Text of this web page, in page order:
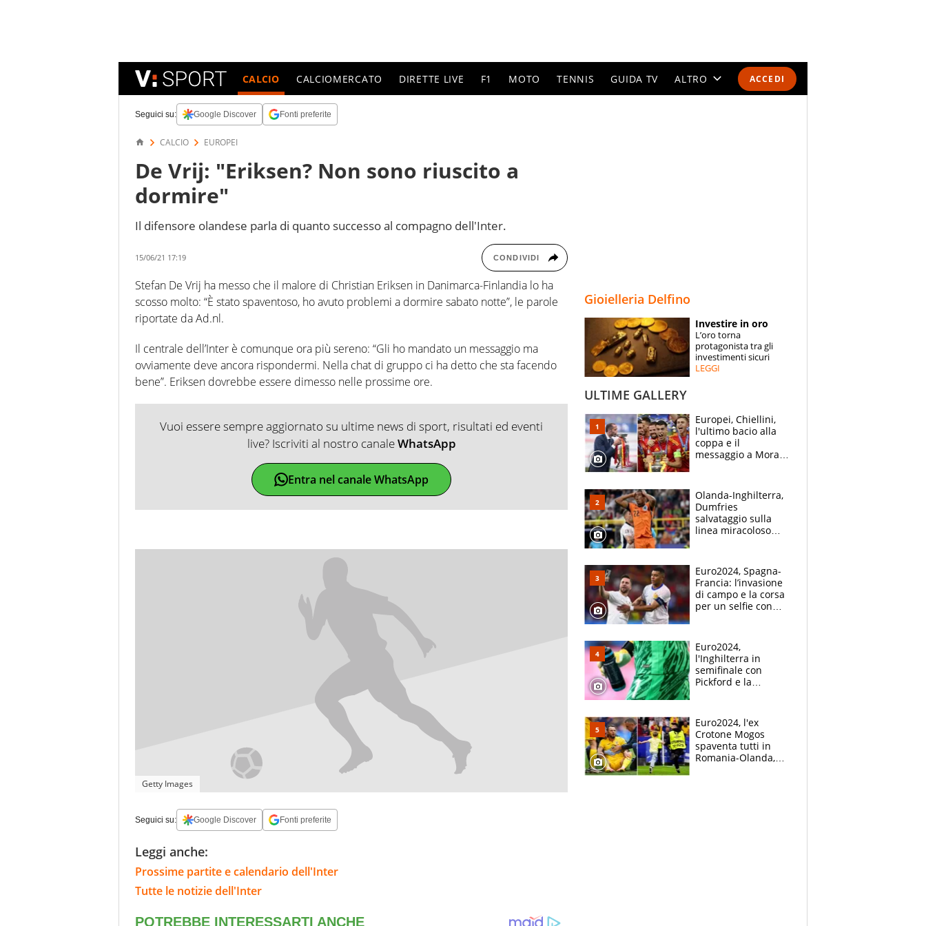
ACCEDI
CALCIO CALCIOMERCATO DIRETTE LIVE F1 MOTO TENNIS GUIDA TV ALTRO
SPECIALI
ESPERTI
Seguici su: Google Discover Fonti preferite
CALCIO EUROPEI
De Vrij: "Eriksen? Non sono riuscito a
dormire"
Il difensore olandese parla di quanto successo al compagno dell'Inter.
15/06/21 17:19 CONDIVIDI
Stefan De Vrij ha messo che il malore di Christian Eriksen in Danimarca-Finlandia lo ha
scosso molto: “È stato spaventoso, ho avuto problemi a dormire sabato notte”, le parole
riportate da Ad.nl.
Il centrale dell’Inter è comunque ora più sereno: “Gli ho mandato un messaggio ma
ovviamente deve ancora rispondermi. Nella chat di gruppo ci ha detto che sta facendo
bene”. Eriksen dovrebbe essere dimesso nelle prossime ore.
Vuoi essere sempre aggiornato su ultime news di sport, risultati ed eventi
live? Iscriviti al nostro canaleWhatsApp
Entra nel canale WhatsApp
Getty Images
Seguici su: Google Discover Fonti preferite
Leggi anche:
Prossime partite e calendario dell'Inter
Tutte le notizie dell'Inter
Gioielleria Delfino
Investire in oro
L’oro torna
protagonista tra gli
investimenti sicuri
LEGGI
ULTIME GALLERY
Europei, Chiellini,
l'ultimo bacio alla
coppa e il
messaggio a Morata
inglesi
Olanda-Inghilterra,
Dumfries
salvataggio sulla
linea miracoloso
montagne russe
Euro2024, Spagna-
Francia: l’invasione
di campo e la corsa
per un selfie con
Euro2024,
l'Inghilterra in
semifinale con
Pickford e la
tuffati a sinistra"
Euro2024, l'ex
Crotone Mogos
spaventa tutti in
Romania-Olanda,